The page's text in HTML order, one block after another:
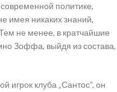
политике,
имея никаких знаний,
не менее, в кратчайшие
Зоффа, выйдя из состава,
игрок клуба „Сантос“, он